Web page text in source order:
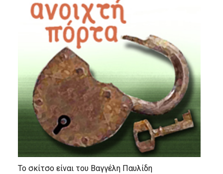
Το σκίτσο είναι του Βαγγέλη Παυλίδη